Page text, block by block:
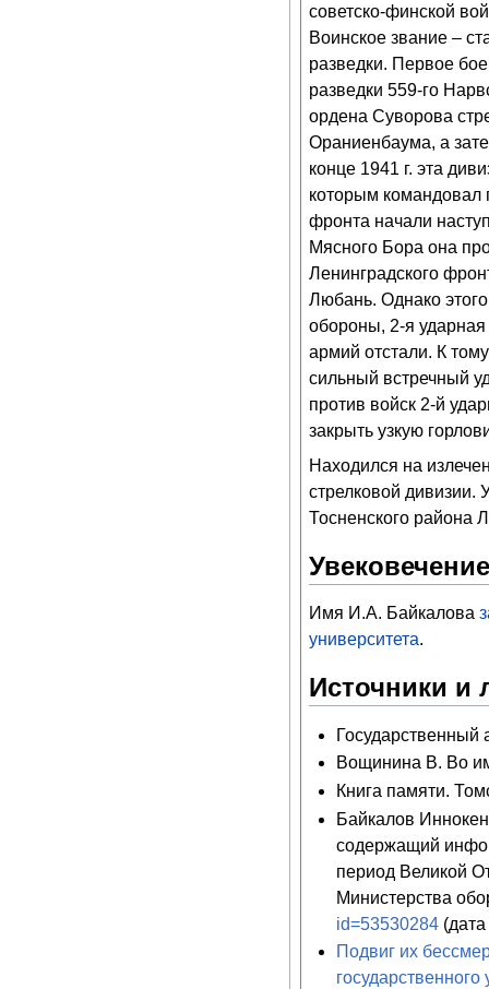
советско-финской
Воинское звание –
разведки. Первое
разведки 559-го
ордена Суворова
Ораниенбаума, а
конце 1941 г. эта
которым командовал
фронта начали
Мясного Бора она
Ленинградского
Любань. Однако
обороны, 2-я
армий отстали. К
сильный встречный
против войск 2-й
закрыть узкую
Находился на
стрелковой дивизии.
Тосненского района
Имя И.А. Байкалова
университета.
Источники и
Вощинина В. Во
Книга памяти.
Байкалов
содержащий
период Великой
Министерства
id=53530284
Подвиг их